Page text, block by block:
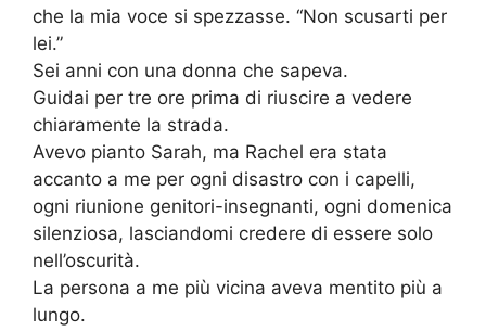
che la mia voce si spezzasse. “Non scusarti per
lei.”
Sei anni con una donna che sapeva.
Guidai per tre ore prima di riuscire a vedere
chiaramente la strada.
Avevo pianto Sarah, ma Rachel era stata
accanto a me per ogni disastro con i capelli,
ogni riunione genitori-insegnanti, ogni domenica
silenziosa, lasciandomi credere di essere solo
nell’oscurità.
La persona a me più vicina aveva mentito più a
lungo.